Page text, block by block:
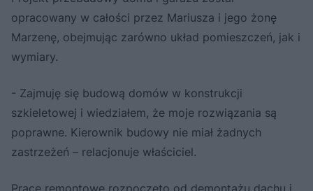
opracowany w całości przez Mariusza i jego żonę
Marzenę, obejmując zarówno układ pomieszczeń, jak i
wymiary.
- Zajmuję się budową domów w konstrukcji
szkieletowej i wiedziałem, że moje rozwiązania są
poprawne. Kierownik budowy nie miał żadnych
zastrzeżeń – relacjonuje właściciel.